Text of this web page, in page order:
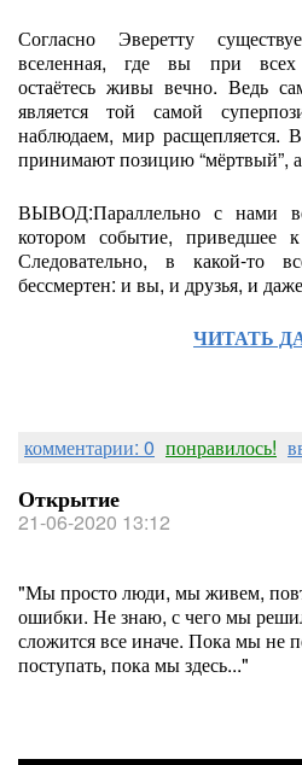
Согласно Эверетту
вселенная, где вы при всех
остаётесь живы вечно. Ведь
является той самой
наблюдаем, мир расщепляется.
принимают позицию “мёртвый”,
ВЫВОД:Параллельно с нами
котором событие, приведшее
Следовательно, в какой-то
бессмертен: и вы, и друзья, и
ЧИТАТЬ
комментарии: 0 понравилось!
Открытие
21-06-2020 13:12
"Мы просто люди, мы живем,
ошибки. Не знаю, с чего мы
сложится все иначе. Пока мы
поступать, пока мы здесь..."